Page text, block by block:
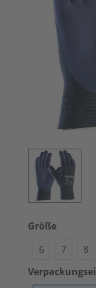
Größe
6
7 8